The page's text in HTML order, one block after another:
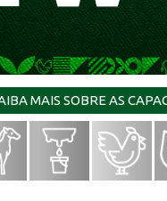
MAIS SOBRE AS